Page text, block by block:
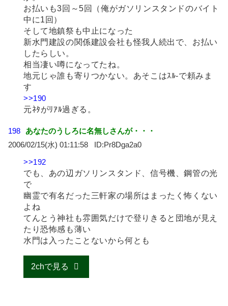
お払いも3回～5回（俺がガソリンスタンドのバイト
中に1回）
そして地鎮祭も中止になった
新水門建設の関係建設会社も怪我人続出で、お払い
したらしい。
相当凄い噂になってたね。
地元じゃ誰も寄りつかない。あそこはｽﾙ-で頼みま
す
>>190
元ﾈﾀがﾘｱﾙ過ぎる。
198
あなたのうしろに名無しさんが・・・
2006/02/15(水) 01:11:58
Pr8Dga2a0
>>192
でも、あの辺ガソリンスタンド、信号機、鋼管の光
で
幽霊で有名だった三軒家の場所はまったく怖くない
よね
てんとう神社も雰囲気だけで登りきると団地が見え
たり恐怖感も薄い
水門は入ったことないから何とも
2chで見る